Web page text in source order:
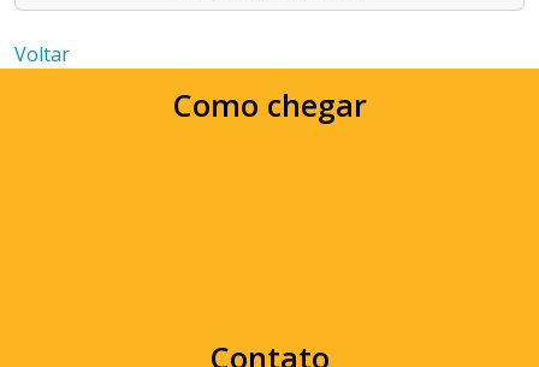
Voltar
Como chegar
Contato